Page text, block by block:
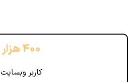
400 هزار
کاربر وبسایت